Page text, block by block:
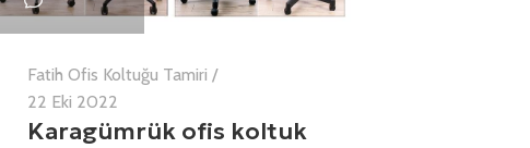
Fatih Ofis Koltuğu Tamiri
22 Eki 2022
Karagümrük ofis koltuk